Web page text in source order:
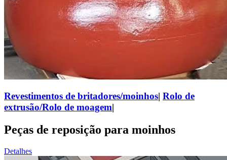
Revestimentos de britadores/moinhos| Rolo de
extrusão/Rolo de moagem|
Peças de reposição para moinhos
Detalhes